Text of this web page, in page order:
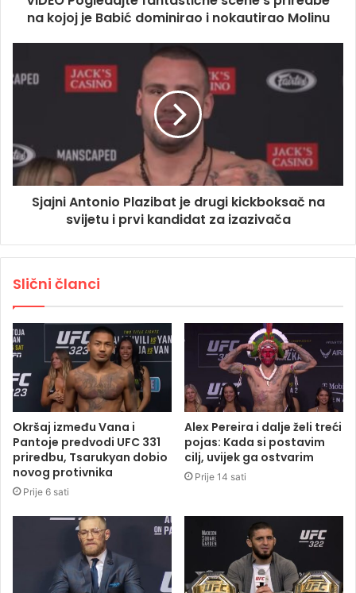
na kojoj je Babić dominirao i nokautirao Molinu
Sjajni Antonio Plazibat je drugi kickboksač na
svijetu i prvi kandidat za izazivača
Slični članci
Okršaj između Vana i
Pantoje predvodi UFC 331
priredbu, Tsarukyan dobio
novog protivnika
Prije 6 sati
Alex Pereira i dalje želi treći
pojas: Kada si postavim
cilj, uvijek ga ostvarim
Prije 14 sati